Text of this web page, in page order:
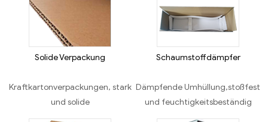
Solide Verpackung
Kraftkartonverpackungen, stark
und solide
Schaumstoffdämpfer
Dämpfende Umhüllung,stoßfest
und feuchtigkeitsbeständig